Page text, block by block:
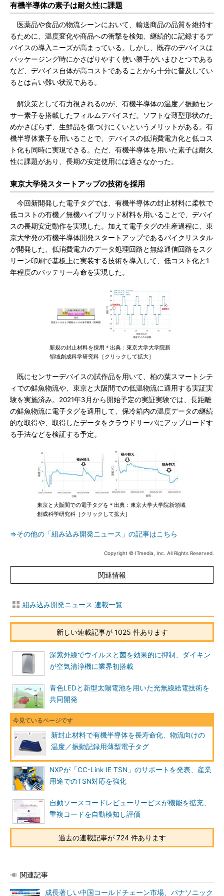
有機半導体の素子は耐久性に課題
医薬品や食品の物流シーンにおいて、輸送商品の品質を維持す
るために、温度変化や商品への衝撃を検知、継続的に記録するデ
バイスの導入ニーズが高まっている。しかし、既存のデバイスは
パッケージング時にかさばりやすく使い勝手がいまひとつである
など、デバイス自体が高コストであることから十分に普及してい
るとは言い難い状況である。
解決策として有力視されるのが、有機半導体の温度／振動セン
サー素子を搭載したフィルムデバイスだ。ソフトな薄型形状のた
めかさばらず、生鮮品を傷つけにくいというメリットがある。有
機半導体素子を用いることで、デバイスの低消費電力化と低コス
ト化も同時に実現できる。ただ、有機半導体を用いた素子は耐久
性に課題があり、長期の安定使用には適さなかった。
東京大学発スタートアップの技術を採用
今回新開発した電子タグでは、有機半導体の封止材料に柔軟で
低コストの有機／無機ハイブリッド材料を用いることで、デバイ
スの長期安定動作を実現した。加えて電子タグの生産過程に、東
京大学発の有機半導体開発スタートアップであるパイクリスタル
が開発した、低消費電力のデータ処理回路と無線通信回路をスク
リーン印刷で基板上に実装する技術を導入して、低コスト化と1
年程度のバッテリー寿命を実現した。
新規の封止材料を採用＊出典：東京大学大学院新
領域創成科学研究科［クリックして拡大］
既にセンサーデバイスの試作品を用いて、柏の葉スマートシテ
ィでの鮮魚物流や、東京と大阪間での低温物流に適用する実証実
験を実施済み。2021年3月から開始予定の実証実験では、長距離
の鮮魚物流に電子タグを適用して、保冷箱内の温度データの継続
的な取得や、取得したデータをクラウドサーバにアップロードす
る手法などを検証する予定。
東京と大阪間での電子タグを＊出典：東京大学大学院新領域
創成科学研究科［クリックして拡大］
⇒その他の「組み込み開発ニュース」の記事はこちら
Copyright © ITmedia, Inc. All Rights Reserved.
関連情報
組み込み開発ニュース 連載一覧
新しい連載記事が 1025 件あります
深紫外線でウイルスと菌を効果的に抑制、ダイキン
が空気清浄機に業界初搭載
青色LEDと新型太陽電池を用いた光無線給電技術を
共同開発
新封止材料で有機半導体を長寿命化、物流向けの
温度／振動記録用薄型電子タグ
NXPが「CC-Link IE TSN」のサポートを発表、産業
用途でのTSN対応を強化
自動ソースコードレビューサービスが機能を拡充、
重複コードを自動検知し評価
過去の連載記事が 724 件あります
関連記事
成長著しい中国コールドチェーン市場、パナソニック